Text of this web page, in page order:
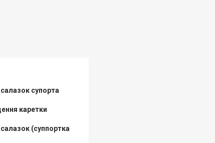
супорта
каретки
(суппортка